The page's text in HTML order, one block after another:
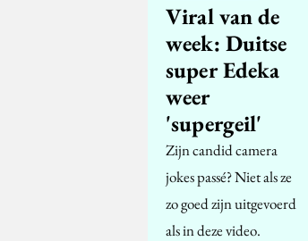
Viral van de
week: Duitse
super Edeka
weer
'supergeil'
Zijn candid camera
jokes passé? Niet als ze
zo goed zijn uitgevoerd
als in deze video.